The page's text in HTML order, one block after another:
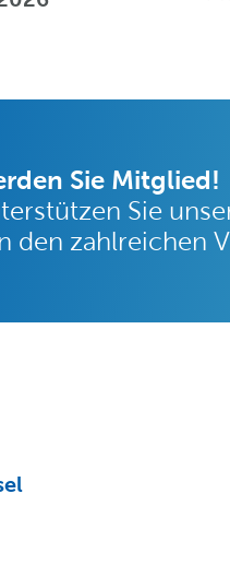
Sie Mitglied!
Sie
den zahlreichen